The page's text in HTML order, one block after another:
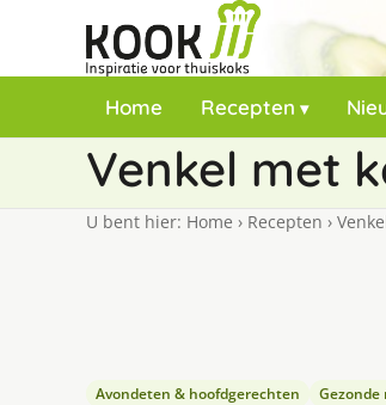
Home Recepten
Venkel met
U bent hier: Home › Recepten ›
Avondeten & hoofdgerechten Gezonde